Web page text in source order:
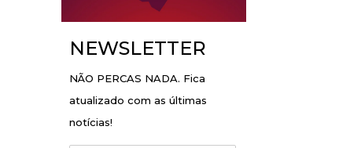
NEWSLETTER
NÃO PERCAS NADA. Fica
atualizado com as últimas
notícias!